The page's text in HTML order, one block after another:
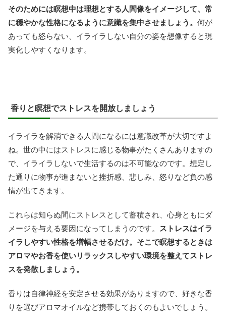
そのためには瞑想中は理想とする人間像をイメージして、常
に穏やかな性格になるように意識を集中させましょう。 何が
あっても怒らない、イライラしない自分の姿を想像すると現
実化しやすくなります。
香りと瞑想でストレスを開放しましょう
イライラを解消できる人間になるには意識改革が大切ですよ
ね。世の中にはストレスに感じる物事がたくさんありますの
で、イライラしないで生活するのは不可能なのです。想定し
た通りに物事が進まないと挫折感、悲しみ、怒りなど負の感
情が出てきます。
これらは知らぬ間にストレスとして蓄積され、心身ともにダ
メージを与える要因になってしまうのです。
ストレスはイラ
イラしやすい性格を増幅させるだけ。そこで瞑想するときは
アロマやお香を使いリラックスしやすい環境を整えてストレ
スを発散しましょう。
香りは自律神経を安定させる効果がありますので、好きな香
りを選びアロマオイルなど携帯しておくのもよいでしょう。